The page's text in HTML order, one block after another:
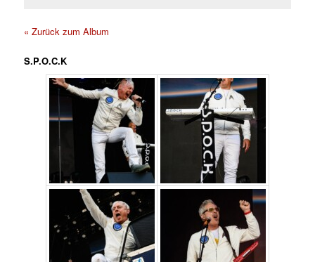
« Zurück zum Album
S.P.O.C.K